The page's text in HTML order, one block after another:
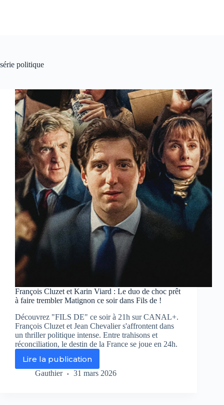
série politique
François Cluzet et Karin Viard : Le duo de choc prêt
à faire trembler Matignon ce soir dans Fils de !
Découvrez "FILS DE" ce soir à 21h sur CANAL+.
François Cluzet et Jean Chevalier s'affrontent dans
un thriller politique intense. Entre trahisons et
réconciliation, le destin de la France se joue en 24h.
Lire la publication
François
Cluzet
Gauthier 31 mars 2026